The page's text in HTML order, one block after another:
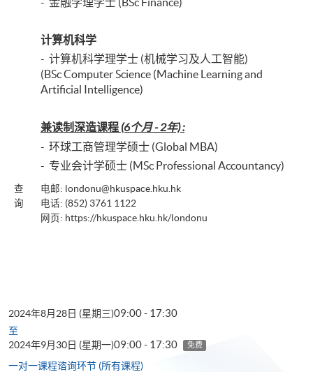
计算机科学
- 计算机科学理学士 (机械学习及人工智能)
(BSc Computer Science (Machine Learning and
Artificial Intelligence)
兼读制深造课程 (6个月 - 2年):
- 环球工商管理学硕士 (Global MBA)
- 专业会计学硕士 (MSc Professional Accountancy)
查
询
电邮: londonu@hkuspace.hku.hk
电话: (852) 3761 1122
网页: https://hkuspace.hku.hk/londonu
2024年8月28日 (星期三)09:00 - 17:30
至
2024年9月30日 (星期一)09:00 - 17:30 免费
一对一课程谘询环节 (所有课程)